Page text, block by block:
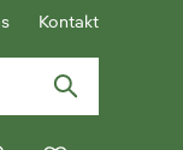
Kontakt